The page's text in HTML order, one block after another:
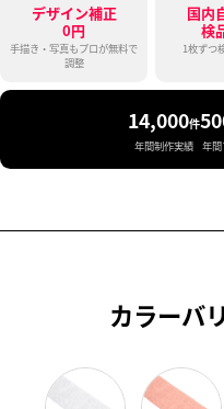
デザイン補正
0円
手描き・写真もプロが無料で
調整
国内
検
1枚ずつ
14,000件
年間制作実績 年
カラーバ